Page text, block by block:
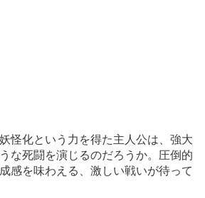
怪化という力を得た主人公は、強大
な死闘を演じるのだろうか。圧倒的
感を味わえる、激しい戦いが待って